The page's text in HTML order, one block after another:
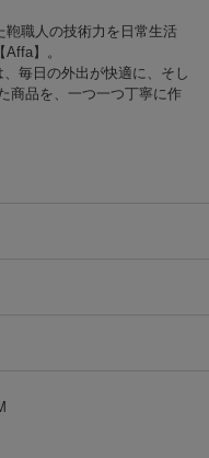
鞄職人の技術力を日常生活
】。
毎日の外出が快適に、そし
商品を、一つ一つ丁寧に作